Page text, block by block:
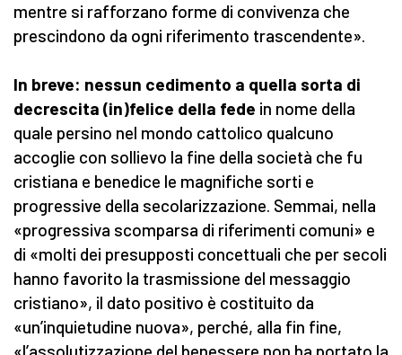
mentre si rafforzano forme di convivenza che
prescindono da ogni riferimento trascendente».
In breve: nessun cedimento a quella sorta di
decrescita (in)felice della fede in nome della
quale persino nel mondo cattolico qualcuno
accoglie con sollievo la fine della società che fu
cristiana e benedice le magnifiche sorti e
progressive della secolarizzazione. Semmai, nella
«progressiva scomparsa di riferimenti comuni» e
di «molti dei presupposti concettuali che per secoli
hanno favorito la trasmissione del messaggio
cristiano», il dato positivo è costituito da
«un’inquietudine nuova», perché, alla fin fine,